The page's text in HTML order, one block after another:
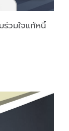
ร่วมใจแก้หนี้